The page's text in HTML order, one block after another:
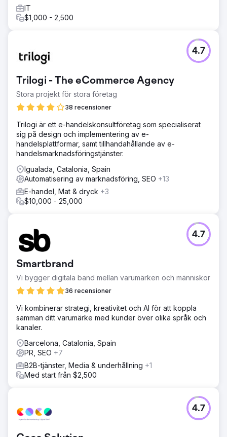
IT
$1,000 - 2,500
Trilogi - The eCommerce Agency
Stora projekt för stora företag
38 recensioner
4.7
Trilogi är ett e-handelskonsultföretag som specialiserat
sig på design och implementering av e-
handelsplattformar, samt tillhandahållande av e-
handelsmarknadsföringstjänster.
Igualada, Catalonia, Spain
Automatisering av marknadsföring, SEO +13
E-handel, Mat & dryck +3
$10,000 - 25,000
Smartbrand
Vi bygger digitala band mellan varumärken och människor
36 recensioner
4.7
Vi kombinerar strategi, kreativitet och AI för att koppla
samman ditt varumärke med kunder över olika språk och
kanaler.
Barcelona, Catalonia, Spain
PR, SEO +7
B2B-tjänster, Media & underhållning +1
Med start från $2,500
4.7